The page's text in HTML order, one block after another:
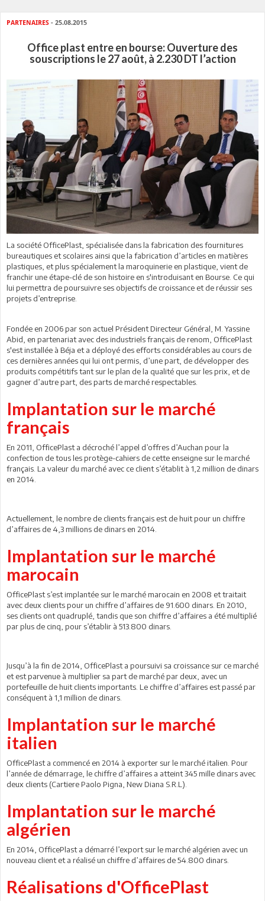
PARTENAIRES - 25.08.2015
Office plast entre en bourse: Ouverture des
souscriptions le 27 août, à 2.230 DT l’action
La société OfficePlast, spécialisée dans la fabrication des fournitures
bureautiques et scolaires ainsi que la fabrication d’articles en matières
plastiques, et plus spécialement la maroquinerie en plastique, vient de
franchir une étape-clé de son histoire en s'introduisant en Bourse. Ce qui
lui permettra de poursuivre ses objectifs de croissance et de réussir ses
projets d’entreprise.
Fondée en 2006 par son actuel Président Directeur Général, M. Yassine
Abid, en partenariat avec des industriels français de renom, OfficePlast
s'est installée à Béja et a déployé des efforts considérables au cours de
ces dernières années qui lui ont permis, d’une part, de développer des
produits compétitifs tant sur le plan de la qualité que sur les prix, et de
gagner d’autre part, des parts de marché respectables.
Implantation sur le marché
français
En 2011, OfficePlast a décroché l’appel d’offres d’Auchan pour la
confection de tous les protège-cahiers de cette enseigne sur le marché
français. La valeur du marché avec ce client s’établit à 1,2 million de dinars
en 2014.
Actuellement, le nombre de clients français est de huit pour un chiffre
d’affaires de 4,3 millions de dinars en 2014.
Implantation sur le marché
marocain
OfficePlast s’est implantée sur le marché marocain en 2008 et traitait
avec deux clients pour un chiffre d’affaires de 91.600 dinars. En 2010,
ses clients ont quadruplé, tandis que son chiffre d’affaires a été multiplié
par plus de cinq, pour s’établir à 513.800 dinars.
Jusqu’à la fin de 2014, OfficePlast a poursuivi sa croissance sur ce marché
et est parvenue à multiplier sa part de marché par deux, avec un
portefeuille de huit clients importants. Le chiffre d’affaires est passé par
conséquent à 1,1 million de dinars.
Implantation sur le marché
italien
OfficePlast a commencé en 2014 à exporter sur le marché italien. Pour
l’année de démarrage, le chiffre d’affaires a atteint 345 mille dinars avec
deux clients (Cartiere Paolo Pigna, New Diana S.R.L).
Implantation sur le marché
algérien
En 2014, OfficePlast a démarré l’export sur le marché algérien avec un
nouveau client et a réalisé un chiffre d’affaires de 54.800 dinars.
Réalisations d'OfficePlast